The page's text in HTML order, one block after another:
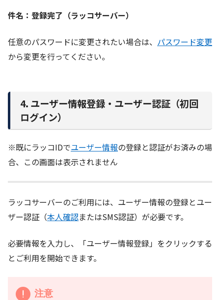
件名：登録完了（ラッコサーバー）
任意のパスワードに変更されたい場合は、 パスワード変更
から変更を行ってください。
4. ユーザー情報登録・ユーザー認証（初回
ログイン）
※既にラッコIDでユーザー情報の登録と認証がお済みの場
合、この画面は表示されません
ラッコサーバーのご利用には、ユーザー情報の登録とユー
ザー認証（本人確認またはSMS認証）が必要です。
必要情報を入力し、「ユーザー情報登録」をクリックする
とご利用を開始できます。
注意